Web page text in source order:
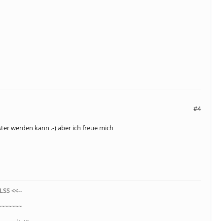
#4
werden kann .-) aber ich freue mich
<<--